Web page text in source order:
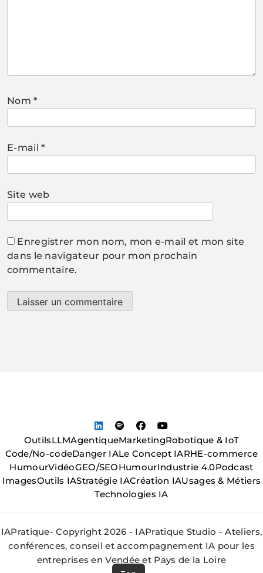
Nom*
E-mail*
Site web
Enregistrer mon nom, mon e-mail et mon site
dans le navigateur pour mon prochain
commentaire.
OutilsLLMAgentiqueMarketingRobotique & IoT
Code/No-codeDanger IALe Concept IARHE-commerce
HumourVidéoGEO/SEOHumourIndustrie 4.0Podcast
ImagesOutils IAStratégie IACréation IAUsages & Métiers
Technologies IA
IAPratique- Copyright 2026 - IAPratique Studio - Ateliers,
conférences, conseil et accompagnement IA pour les
entreprises en Vendée et Pays de la Loire